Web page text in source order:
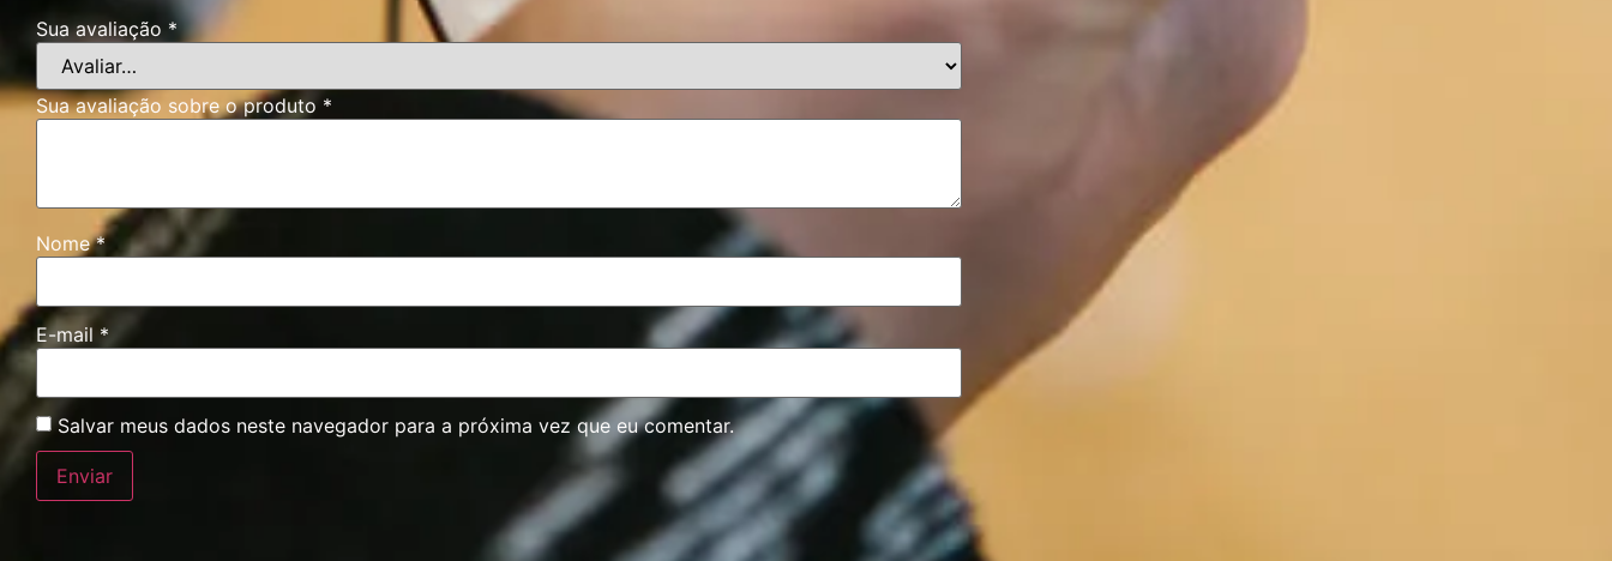
Sua avaliação *
Sua avaliação sobre o produto *
Nome*
E-mail *
Salvar meus dados neste navegador para a próxima vez que eu comentar.